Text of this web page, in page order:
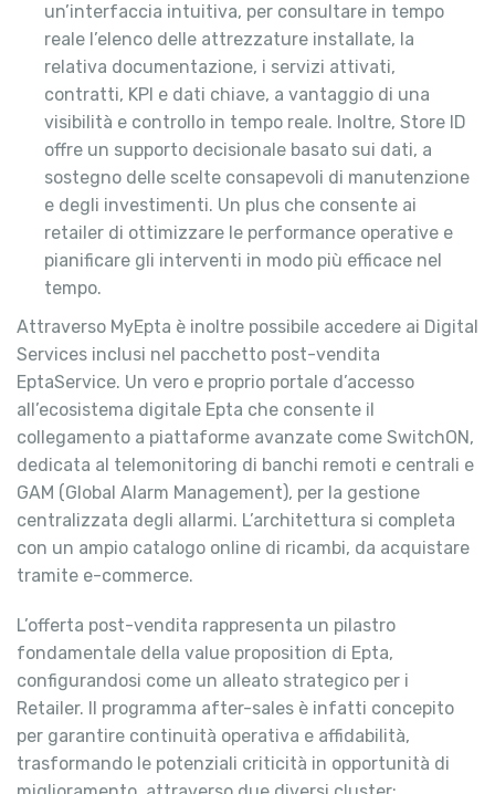
un’interfaccia intuitiva, per consultare in tempo
reale l’elenco delle attrezzature installate, la
relativa documentazione, i servizi attivati,
contratti, KPI e dati chiave, a vantaggio di una
visibilità e controllo in tempo reale. Inoltre, Store ID
offre un supporto decisionale basato sui dati, a
sostegno delle scelte consapevoli di manutenzione
e degli investimenti. Un plus che consente ai
retailer di ottimizzare le performance operative e
pianificare gli interventi in modo più efficace nel
tempo.
Attraverso MyEpta è inoltre possibile accedere ai Digital
Services inclusi nel pacchetto post-vendita
EptaService. Un vero e proprio portale d’accesso
all’ecosistema digitale Epta che consente il
collegamento a piattaforme avanzate come SwitchON,
dedicata al telemonitoring di banchi remoti e centrali e
GAM (Global Alarm Management), per la gestione
centralizzata degli allarmi. L’architettura si completa
con un ampio catalogo online di ricambi, da acquistare
tramite e-commerce.
L’offerta post-vendita rappresenta un pilastro
fondamentale della value proposition di Epta,
configurandosi come un alleato strategico per i
Retailer. Il programma after-sales è infatti concepito
per garantire continuità operativa e affidabilità,
trasformando le potenziali criticità in opportunità di